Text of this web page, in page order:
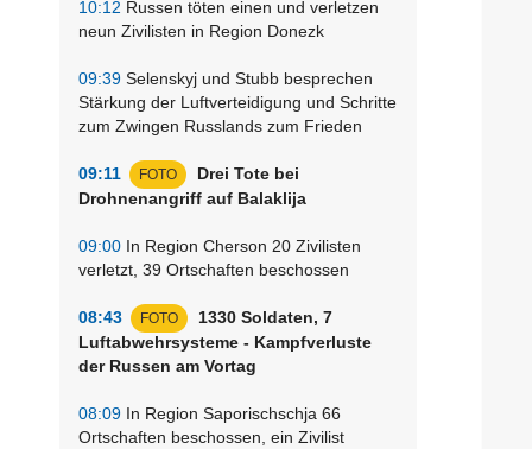
10:12 Russen töten einen und verletzen
neun Zivilisten in Region Donezk
09:39 Selenskyj und Stubb besprechen
Stärkung der Luftverteidigung und Schritte
zum Zwingen Russlands zum Frieden
09:11 FOTO
Drei Tote bei
Drohnenangriff auf Balaklija
09:00 In Region Cherson 20 Zivilisten
verletzt, 39 Ortschaften beschossen
08:43 FOTO
1330 Soldaten, 7
Luftabwehrsysteme - Kampfverluste
der Russen am Vortag
08:09 In Region Saporischschja 66
Ortschaften beschossen, ein Zivilist